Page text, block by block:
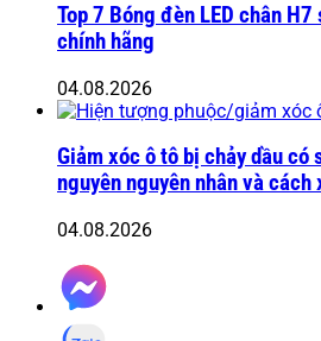
Top 7 Bóng đèn LED chân
chính hãng
04.08.2026
Giảm xóc ô tô bị chảy dầu có
nguyên nguyên nhân và cách
04.08.2026